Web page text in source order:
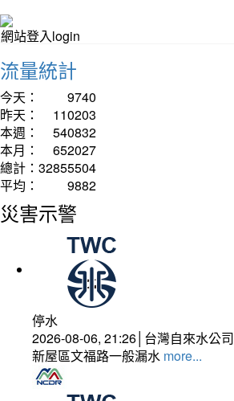
網站登入login
流量統計
今天：
9740
昨天：
110203
本週：
540832
本月：
652027
總計： 32855504
平均：
9882
災害示警
停水
2026-08-06, 21:26│台灣自來水公司
新屋區文福路一般漏水 more...